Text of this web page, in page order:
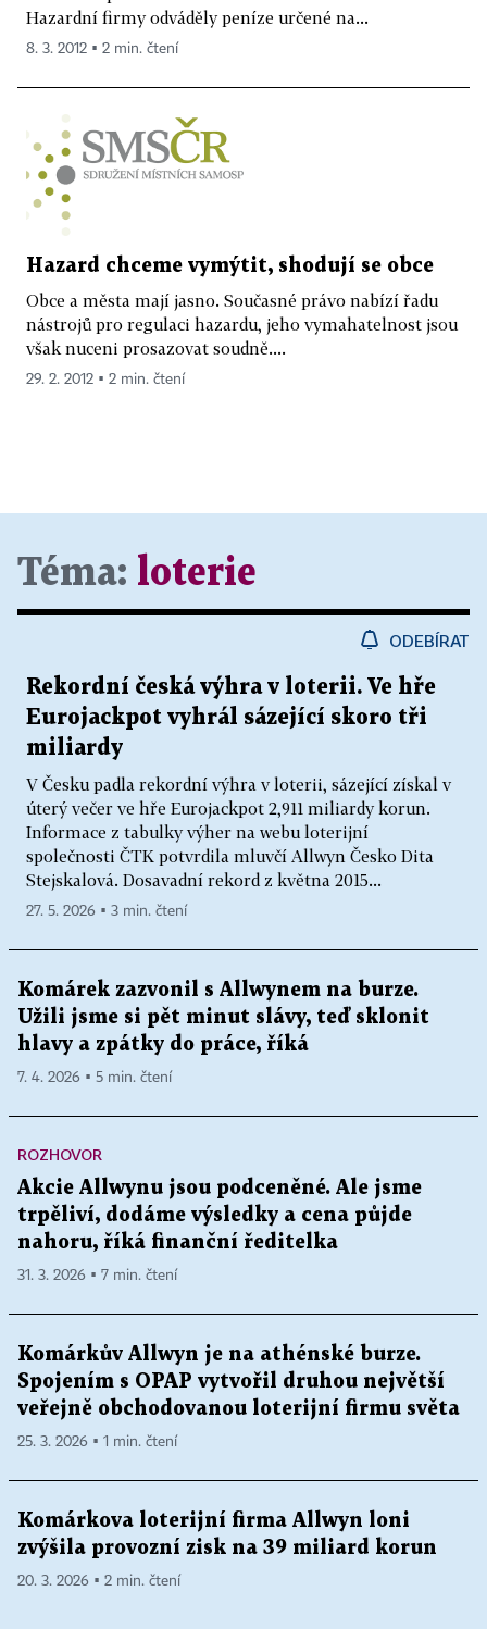
Hazardní firmy odváděly peníze určené na...
8. 3. 2012 ▪ 2 min. čtení
Hazard chceme vymýtit, shodují se obce
Obce a města mají jasno. Současné právo nabízí řadu
nástrojů pro regulaci hazardu, jeho vymahatelnost jsou
však nuceni prosazovat soudně....
29. 2. 2012 ▪ 2 min. čtení
Téma: loterie
ODEBÍRAT
Rekordní česká výhra v loterii. Ve hře
Eurojackpot vyhrál sázející skoro tři
miliardy
V Česku padla rekordní výhra v loterii, sázející získal v
úterý večer ve hře Eurojackpot 2,911 miliardy korun.
Informace z tabulky výher na webu loterijní
společnosti ČTK potvrdila mluvčí Allwyn Česko Dita
Stejskalová. Dosavadní rekord z května 2015...
27. 5. 2026 ▪ 3 min. čtení
Komárek zazvonil s Allwynem na burze.
Užili jsme si pět minut slávy, teď sklonit
hlavy a zpátky do práce, říká
7. 4. 2026 ▪ 5 min. čtení
ROZHOVOR
Akcie Allwynu jsou podceněné. Ale jsme
trpěliví, dodáme výsledky a cena půjde
nahoru, říká finanční ředitelka
31. 3. 2026 ▪ 7 min. čtení
Komárkův Allwyn je na athénské burze.
Spojením s OPAP vytvořil druhou největší
veřejně obchodovanou loterijní firmu světa
25. 3. 2026 ▪ 1 min. čtení
Komárkova loterijní firma Allwyn loni
zvýšila provozní zisk na 39 miliard korun
20. 3. 2026 ▪ 2 min. čtení